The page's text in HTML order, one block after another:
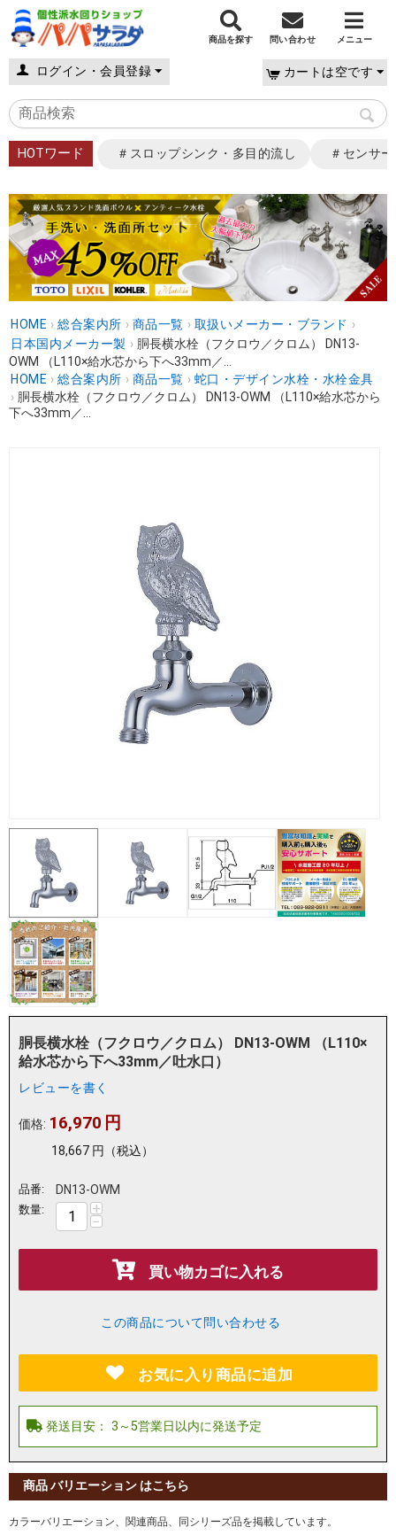
商品を探す 問い合わせ メニュー
ログイン・会員登録 カートは空です
HOTワード ＃スロップシンク・多目的流し ＃センサ
HOME › 総合案内所 › 商品一覧 › 取扱いメーカー・ブランド ›
日本国内メーカー製 › 胴長横水栓（フクロウ／クロム） DN13-
OWM （L110×給水芯から下へ33mm／...
HOME › 総合案内所 › 商品一覧 › 蛇口・デザイン水栓・水栓金具
› 胴長横水栓（フクロウ／クロム） DN13-OWM （L110×給水芯から
下へ33mm／...
胴長横水栓（フクロウ／クロム） DN13-OWM （L110×
給水芯から下へ33mm／吐水口）
レビューを書く
価格: 16,970 円
18,667 円 （税込）
品番: DN13-OWM
数量: +
−
買い物カゴに入れる
この商品について問い合わせる
お気に入り商品に追加
商品 バリエーション はこちら
カラーバリエーション、関連商品、同シリーズ品を掲載しています。